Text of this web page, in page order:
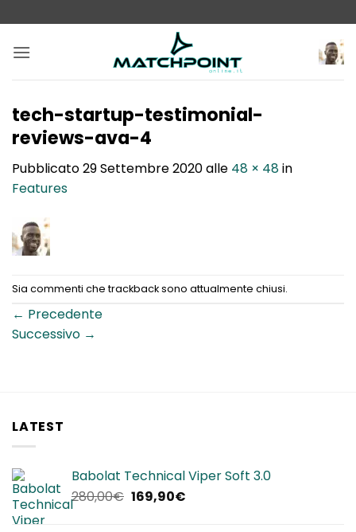
ai
contenuti
tech-startup-testimonial-
reviews-ava-4
Pubblicato29 Settembre 2020alle 48 × 48in
Features
Sia commenti che trackback sono attualmente chiusi.
← Precedente
Successivo →
LATEST
Babolat Technical Viper Soft 3.0
280,00€ Il
169,90€Il